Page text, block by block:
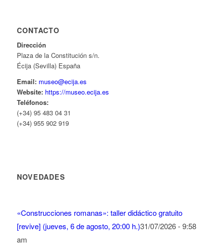
CONTACTO
Dirección
Plaza de la Constitución s/n.
Écija (Sevilla) España
Email: museo@ecija.es
Website: https://museo.ecija.es
Teléfonos:
(+34) 95 483 04 31
(+34) 955 902 919
NOVEDADES
«Construcciones romanas»: taller didáctico gratuito
[revive] (jueves, 6 de agosto, 20:00 h.)31/07/2026 - 9:58
am